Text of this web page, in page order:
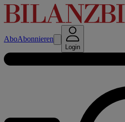
AboAbonnieren
Login